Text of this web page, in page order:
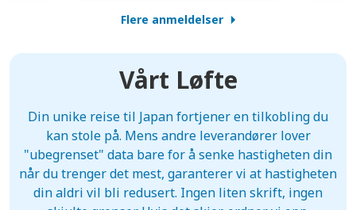
Flere anmeldelser
Vårt Løfte
Din unike reise til Japan fortjener en tilkobling du
kan stole på. Mens andre leverandører lover
"ubegrenset" data bare for å senke hastigheten din
når du trenger det mest, garanterer vi at hastigheten
din aldri vil bli redusert. Ingen liten skrift, ingen